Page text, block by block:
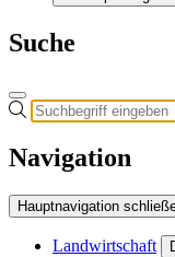
Suche
Navigation
Hauptnavigation
Landwirtschaft